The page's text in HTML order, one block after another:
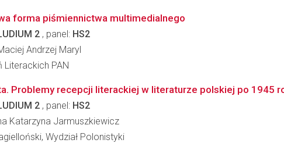
forma piśmiennictwa multimedialnego
2 , panel: HS2
Andrzej Maryl
Literackich PAN
Problemy recepcji literackiej w literaturze polskiej po 1945
2 , panel: HS2
Katarzyna Jarmuszkiewicz
Wydział Polonistyki